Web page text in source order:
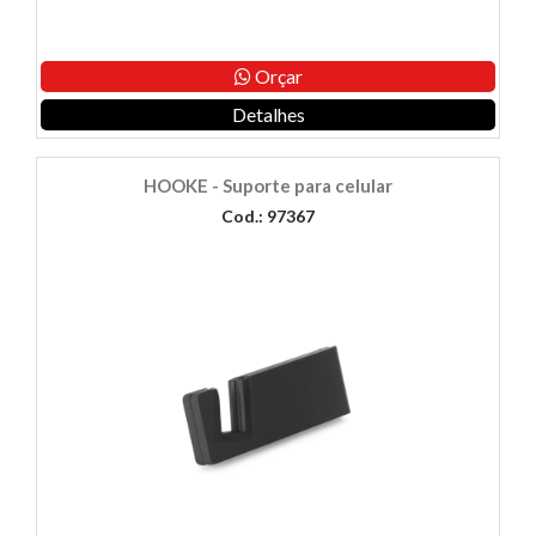
Orçar
Detalhes
HOOKE - Suporte para celular
Cod.: 97367